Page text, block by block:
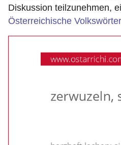
Diskussion teilzunehmen,
Österreichische